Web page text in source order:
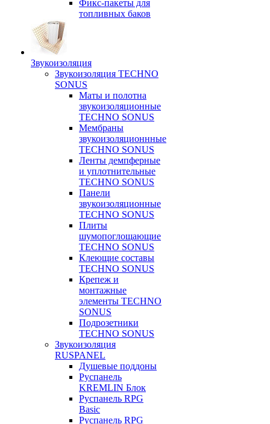
Фикс-пакеты для
топливных баков
Звукоизоляция
Звукоизоляция TECHNO
SONUS
Маты и полотна
звукоизоляционные
TECHNO SONUS
Мембраны
звукоизоляционнные
TECHNO SONUS
Ленты демпферные
и уплотнительные
TECHNO SONUS
Панели
звукоизоляционные
TECHNO SONUS
Плиты
шумопоглощающие
TECHNO SONUS
Клеющие составы
TECHNO SONUS
Крепеж и
монтажные
элементы TECHNO
SONUS
Подрозетники
TECHNO SONUS
Звукоизоляция
RUSPANEL
Душевые поддоны
Руспанель
KREMLIN Блок
Руспанель RPG
Basic
Руспанель RPG